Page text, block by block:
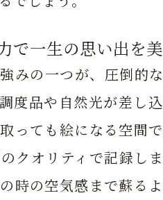
で一生の思い出を
みの一つが、圧倒的
度品や自然光が差し
っても絵になる空間
クオリティで記録し
時の空気感まで蘇る